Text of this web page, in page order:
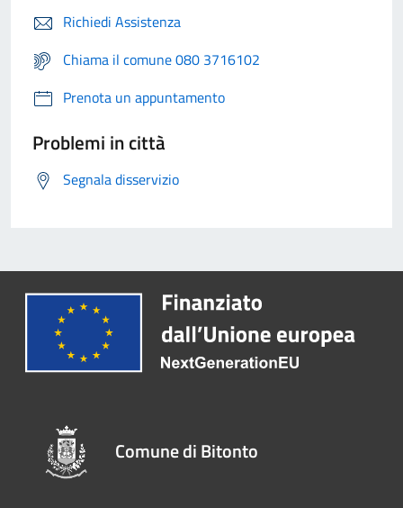
Richiedi Assistenza
Chiama il comune 080 3716102
Prenota un appuntamento
Problemi in città
Segnala disservizio
Comune di Bitonto